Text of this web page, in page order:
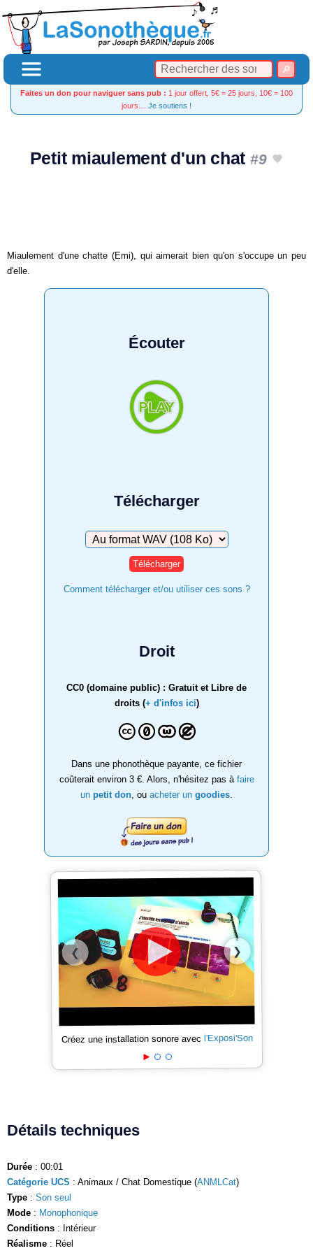
Faites un don pour naviguer sans pub : 1 jour offert, 5€ = 25 jours, 10€ = 100
jours… Je soutiens !
Petit miaulement d'un chat #9
Miaulement d'une chatte (Emi), qui aimerait bien qu'on s'occupe un peu
d'elle.
Écouter
Télécharger
Télécharger
Comment télécharger et/ou utiliser ces sons ?
Droit
CC0 (domaine public) : Gratuit et Libre de
droits (+ d'infos ici)
Dans une phonothèque payante, ce fichier
coûterait environ 3 €. Alors, n'hésitez pas à faire
un petit don , ou acheter un goodies
❮ ❯
Créez une installation sonore avec l'Exposi'Son
Détails techniques
Durée : 00:01
Catégorie UCS : Animaux / Chat Domestique (ANMLCat)
Type : Son seul
Mode : Monophonique
Conditions : Intérieur
Réalisme : Réel